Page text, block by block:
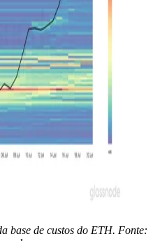
base de custos do ETH. Fonte: